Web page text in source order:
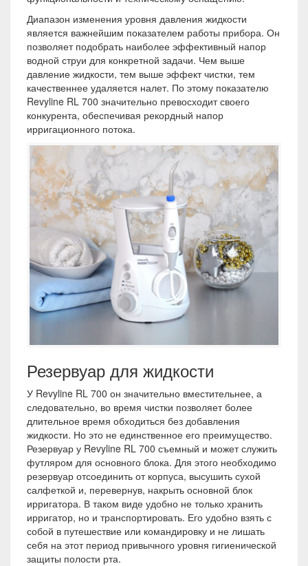
Диапазон изменения уровня давления жидкости
является важнейшим показателем работы прибора. Он
позволяет подобрать наиболее эффективный напор
водной струи для конкретной задачи. Чем выше
давление жидкости, тем выше эффект чистки, тем
качественнее удаляется налет. По этому показателю
Revyline RL 700 значительно превосходит своего
конкурента, обеспечивая рекордный напор
ирригационного потока.
Резервуар для жидкости
У Revyline RL 700 он значительно вместительнее, а
следовательно, во время чистки позволяет более
длительное время обходиться без добавления
жидкости. Но это не единственное его преимущество.
Резервуар у Revyline RL 700 съемный и может служить
футляром для основного блока. Для этого необходимо
резервуар отсоединить от корпуса, высушить сухой
салфеткой и, перевернув, накрыть основной блок
ирригатора. В таком виде удобно не только хранить
ирригатор, но и транспортировать. Его удобно взять с
собой в путешествие или командировку и не лишать
себя на этот период привычного уровня гигиенической
защиты полости рта.